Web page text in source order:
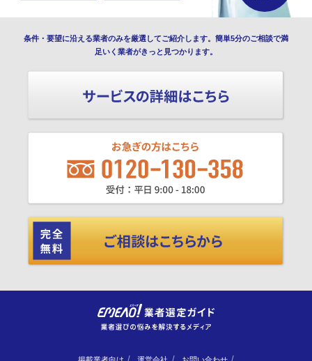
条件・要望に沿える業者のみを厳選してご紹介します。簡単5分のご相談で満
足いく業者がきっと見つかります。
掲載業者向け 運営会社 お問い合わせ